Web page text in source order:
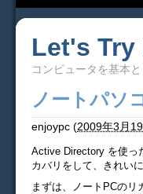
Let's Try
コンピュータを基本
ノートパソ
enjoypc (2009年3月
Active Directory を使っ
カバリをして、きれい
まずは、ノートPCのリ